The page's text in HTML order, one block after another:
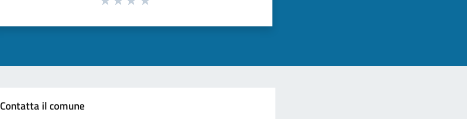
Contatta il comune